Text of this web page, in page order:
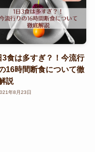
3食は多すぎ？！今流行
16時間断食について徹
説
年8月23日